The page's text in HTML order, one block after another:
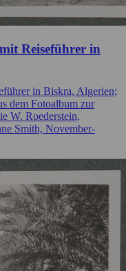
Reiseführer in
in Biskra, Algerien;
dem Fotoalbum zur
W. Roederstein,
Smith, November-